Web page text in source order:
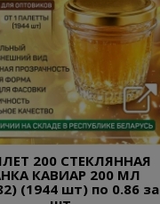
200 СТЕКЛЯННАЯ
КАВИАР 200 МЛ
(1944 шт) по 0.86 за